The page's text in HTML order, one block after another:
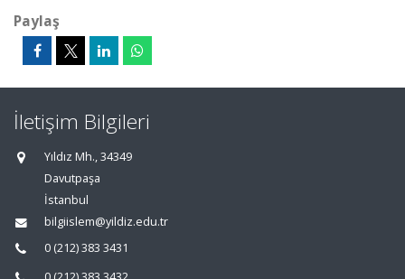
Paylaş
İletişim Bilgileri
Yıldız Mh., 34349
Davutpaşa
İstanbul
bilgiislem@yildiz.edu.tr
0 (212) 383 3431